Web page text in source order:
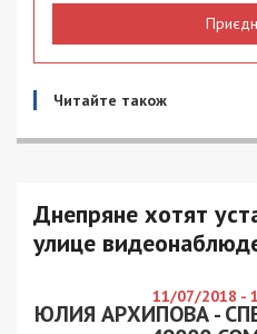
Читайте також
Днепряне хотят
улице
11/07/2018 -
ЮЛИЯ АРХИПОВА -